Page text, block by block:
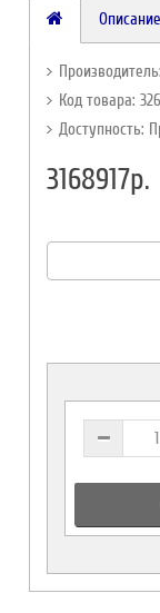
Описание
Производитель:
Код товара:
Доступность:
3168917р.